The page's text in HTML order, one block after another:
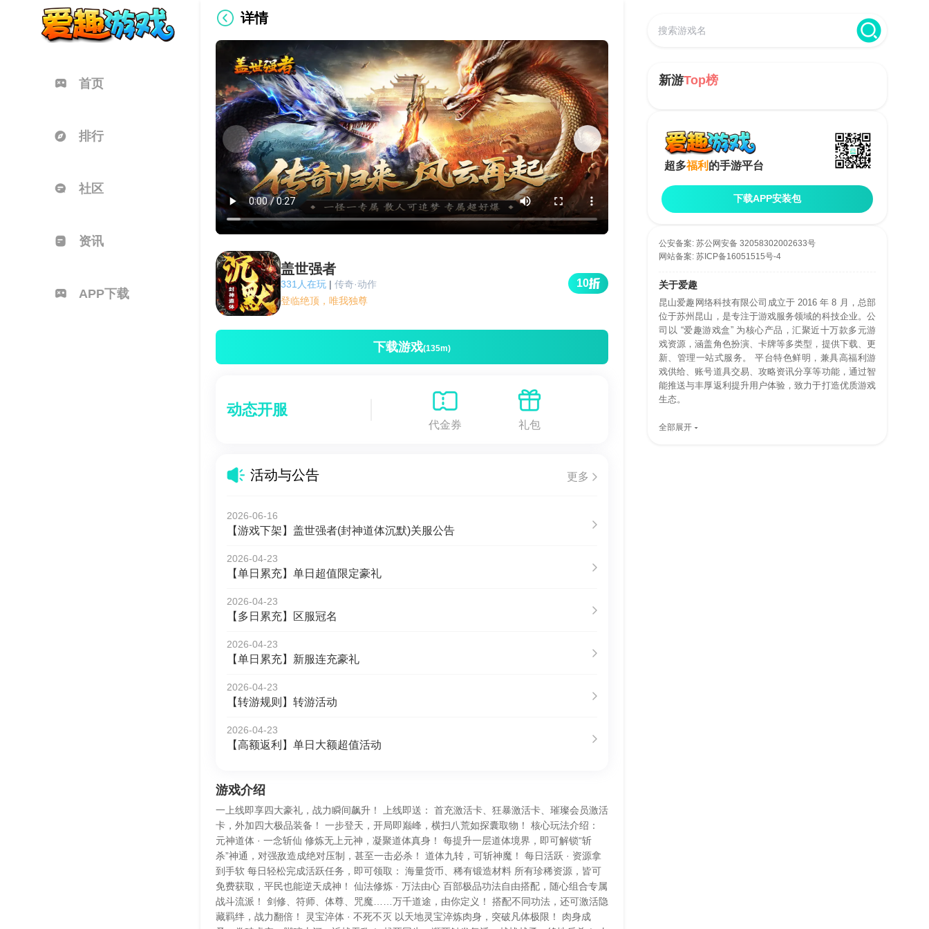
首页
排行
社区
资讯
APP下载
详情
盖世强者
331人在玩 | 传奇·动作
登临绝顶，唯我独尊
10
下载游戏(135m)
动态开服
代金券 礼包
活动与公告 更多
2026-06-16
【游戏下架】盖世强者(封神道体沉默)关服公告
2026-04-23
【单日累充】单日超值限定豪礼
2026-04-23
【多日累充】区服冠名
2026-04-23
【单日累充】新服连充豪礼
2026-04-23
【转游规则】转游活动
2026-04-23
【高额返利】单日大额超值活动
游戏介绍
一上线即享四大豪礼，战力瞬间飙升！ 上线即送： 首充激活卡、狂暴激活卡、璀璨会员激活
卡，外加四大极品装备！ 一步登天，开局即巅峰，横扫八荒如探囊取物！ 核心玩法介绍：
元神道体 · 一念斩仙 修炼无上元神，凝聚道体真身！ 每提升一层道体境界，即可解锁“斩
杀”神通，对强敌造成绝对压制，甚至一击必杀！ 道体九转，可斩神魔！ 每日活跃 · 资源拿
到手软 每日轻松完成活跃任务，即可领取： 海量货币、稀有锻造材料 所有珍稀资源，皆可
免费获取，平民也能逆天成神！ 仙法修炼 · 万法由心 百部极品功法自由搭配，随心组合专属
战斗流派！ 剑修、符师、体尊、咒魔……万千道途，由你定义！ 搭配不同功法，还可激活隐
藏羁绊，战力翻倍！ 灵宝淬体 · 不死不灭 以天地灵宝淬炼肉身，突破凡体极限！ 肉身成
新游Top榜
超多福利 的手游平台
下载APP安装包
公安备案: 苏公网安备 32058302002633号
网站备案: 苏ICP备16051515号-4
关于爱趣
昆山爱趣网络科技有限公司成立于 2016 年 8 月，总部
位于苏州昆山，是专注于游戏服务领域的科技企业。公
司以 “爱趣游戏盒” 为核心产品，汇聚近十万款多元游
戏资源，涵盖角色扮演、卡牌等多类型，提供下载、更
新、管理一站式服务。 平台特色鲜明，兼具高福利游
戏供给、账号道具交易、攻略资讯分享等功能，通过智
能推送与丰厚返利提升用户体验，致力于打造优质游戏
生态。
全部展开